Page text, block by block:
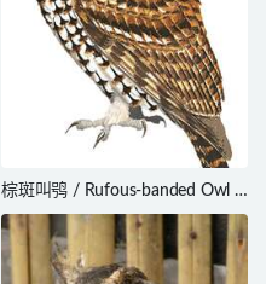
棕斑叫鸮 / Rufous-banded Owl /
Strix albitarsis